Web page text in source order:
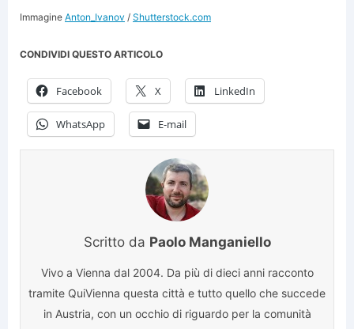
Immagine Anton_Ivanov / Shutterstock.com
CONDIVIDI QUESTO ARTICOLO
Facebook X LinkedIn
WhatsApp E-mail
Scritto da Paolo Manganiello
Vivo a Vienna dal 2004. Da più di dieci anni racconto
tramite QuiVienna questa città e tutto quello che succede
in Austria, con un occhio di riguardo per la comunità